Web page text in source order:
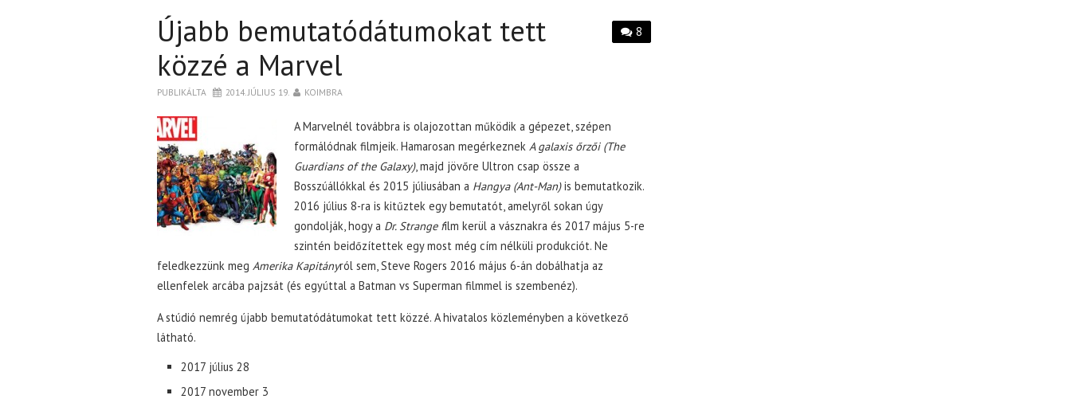
8
Újabb bemutatódátumokat tett
közzé a Marvel
PUBLIKÁLTA 2014. JÚLIUS 19. KOIMBRA
A Marvelnél továbbra is olajozottan működik a gépezet, szépen
formálódnak filmjeik. Hamarosan megérkeznek A galaxis őrzői (The
Guardians of the Galaxy), majd jövőre Ultron csap össze a
Bosszúállókkal és 2015 júliusában a Hangya (Ant-Man)is bemutatkozik.
2016 július 8-ra is kitűztek egy bemutatót, amelyről sokan úgy
gondolják, hogy a Dr. Strange film kerül a vásznakra és 2017 május 5-re
szintén beidőzítettek egy most még cím nélküli produkciót. Ne
feledkezzünk meg Amerika Kapitányról sem, Steve Rogers 2016 május 6-án dobálhatja az
ellenfelek arcába pajzsát (és egyúttal a Batman vs Superman filmmel is szembenéz).
A stúdió nemrég újabb bemutatódátumokat tett közzé. A hivatalos közleményben a következő
látható.
2017 július 28
2017 november 3